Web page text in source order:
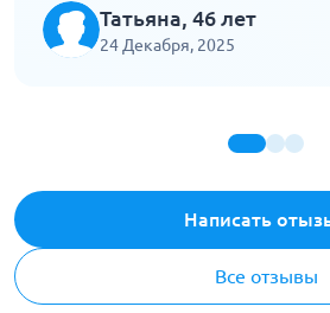
на этаж, уложили в кровать.
внимательные, сдержанные,
Татьяна, 46 лет
24 Декабря, 2025
Написать
Все отзывы